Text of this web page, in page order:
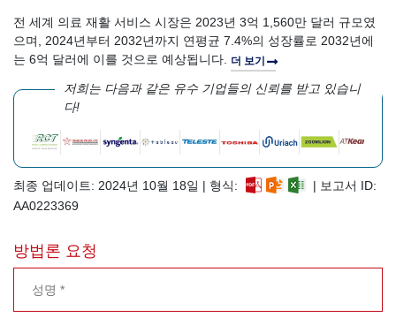
전 세계 의료 재활 서비스 시장은 2023년 3억 1,560만 달러 규모였
으며, 2024년부터 2032년까지 연평균 7.4%의 성장률로 2032년에
는 6억 달러에 이를 것으로 예상됩니다.
더 보기
저희는 다음과 같은 유수 기업들의 신뢰를 받고 있습니
다!
최종 업데이트: 2024년 10월 18일 | 형식:
| 보고서 ID:
AA0223369
방법론 요청